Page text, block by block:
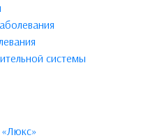
системы